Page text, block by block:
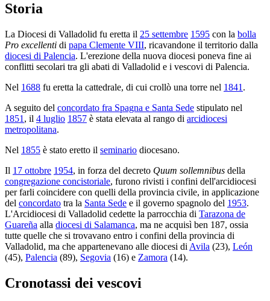
Storia
La Diocesi di Valladolid fu eretta il 25 settembre 1595 con la bolla
Pro excellenti di papa Clemente VIII, ricavandone il territorio dalla
diocesi di Palencia. L'erezione della nuova diocesi poneva fine ai
conflitti secolari tra gli abati di Valladolid e i vescovi di Palencia.
Nel 1688 fu eretta la cattedrale, di cui crollò una torre nel 1841 .
A seguito del concordato fra Spagna e Santa Sede stipulato nel
1851 , il 4 luglio 1857 è stata elevata al rango di arcidiocesi
metropolitana.
Nel 1855 è stato eretto il seminario diocesano.
Il 17 ottobre 1954, in forza del decreto Quum sollemnibus della
congregazione concistoriale, furono rivisti i confini dell'arcidiocesi
per farli coincidere con quelli della provincia civile, in applicazione
del concordato tra la Santa Sede e il governo spagnolo del 1953.
L'Arcidiocesi di Valladolid cedette la parrocchia di Tarazona de
Guareña alla diocesi di Salamanca, ma ne acquisì ben 187, ossia
tutte quelle che si trovavano entro i confini della provincia di
Valladolid, ma che appartenevano alle diocesi di Avila (23), León
(45), Palencia (89), Segovia (16) e Zamora (14).
Cronotassi dei vescovi